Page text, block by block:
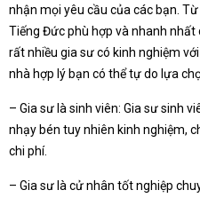
nhận mọi yêu cầu của các bạn.
Tiếng Đức phù hợp và nhanh nhất
rất nhiều gia sư có kinh nghiệm
nhà hợp lý bạn có thể tự do lựa
– Gia sư là sinh viên: Gia sư sinh
nhạy bén tuy nhiên kinh nghiệm,
chi phí.
– Gia sư là cử nhân tốt nghiệp